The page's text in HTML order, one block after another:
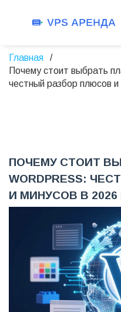
Главная
Почему стоит выбрать
честный разбор плюсов и
ПОЧЕМУ СТОИТ
WORDPRESS:
И МИНУСОВ В 2026